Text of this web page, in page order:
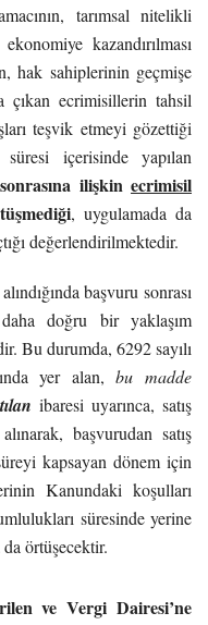
tarımsal nitelikli
kazandırılması
hak sahiplerinin geçmişe
çıkan ecrimisillerin tahsil
teşvik etmeyi gözettiği
içerisinde yapılan
ilişkinecrimisil
, uygulamada da
değerlendirilmektedir.
başvuru sonrası
daha doğru bir yaklaşım
Bu durumda, 6292 sayılı
yer alan,bu madde
ibaresi uyarınca, satış
başvurudan satış
kapsayan dönem için
Kanundaki koşulları
süresinde yerine
örtüşecektir.
ve Vergi Dairesi’ne